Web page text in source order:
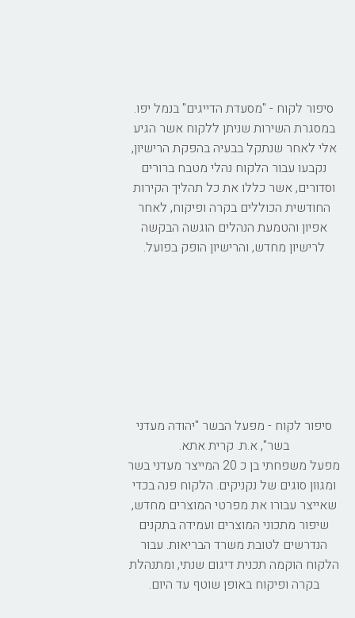
סיפור לקוח - "מסעדת הדייגים" בנמל יפו.
במסגרת השירות שניתן ללקוח אשר הגיע
אלי לאחר שנתקל בבעיה בהפקת הרישיון,
נקבעו עבור הלקוח נהלי מטבח ברורים
וסדורים, אשר כללו את כל תהליך הקירות
החודשית הכוללים בקרה ופיקוח, לאחר
אפיון והטמעת הנהלים הוגשה הבקשה
לרישיון מחדש, והרישיון הופק בפועל.
סיפור לקוח - מפעל הבשר "יהודה מעדני
בשר", א.ת. קרית אתא.
מפעל משפחתי בן כ 20 המייצר מעדני בשר
ומגוון סוגים של נקניקים. הלקוח פנה בכדי
שאייצר עבורו את מפרטי המוצרים מחדש,
שיפור מתכוני המוצרים ועמידה בתקנים
הנדרשים לטובת משרד הבריאות. עבור
הלקוח הוקמה תכנית דיגום שנתי, ומתנהלת
בקרה ופיקוח באופן שוטף עד היום.